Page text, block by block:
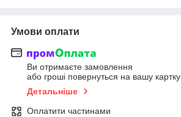
Умови оплати
Ви отримаєте замовлення
або гроші повернуться на вашу картку
Детальніше
Оплатити частинами